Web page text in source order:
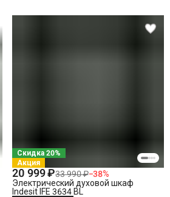
Скидка 20%
Акция
20 999 ₽33 990 ₽−38%
Электрический духовой шкаф
Indesit IFE 3634 BL